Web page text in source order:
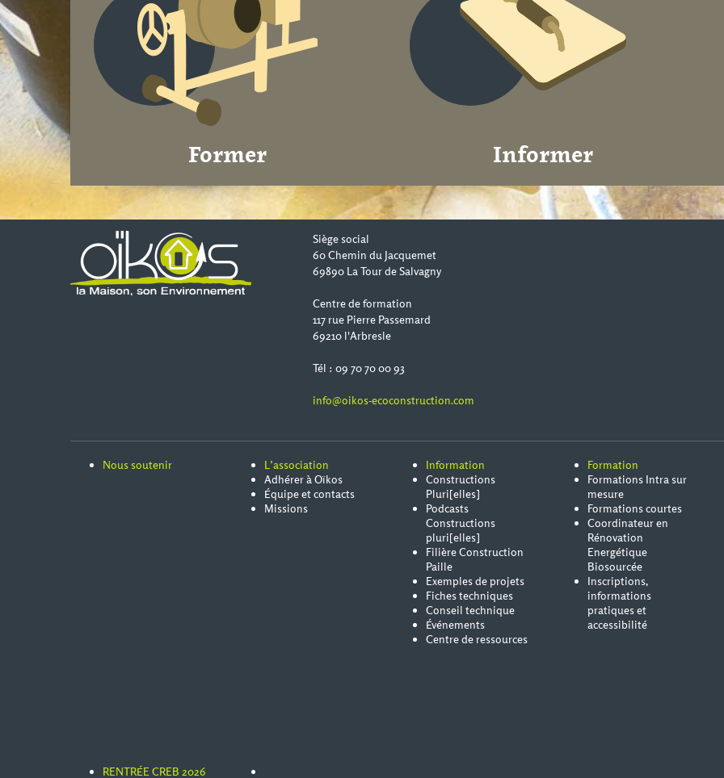
Former Informer
Siège social
60 Chemin du Jacquemet
69890 La Tour de Salvagny
Centre de formation
117 rue Pierre Passemard
69210 l'Arbresle
Tél : 09 70 70 00 93
info@oikos-ecoconstruction.com
Nous soutenir
L’association
Adhérer à Oïkos
Équipe et contacts
Missions
Information
Constructions
Pluri[elles]
Podcasts
Constructions
pluri[elles]
Filière Construction
Paille
Exemples de projets
Fiches techniques
Conseil technique
Événements
Centre de ressources
Formation
Formations Intra sur
mesure
Formations courtes
Coordinateur en
Rénovation
Energétique
Biosourcée
Inscriptions,
informations
pratiques et
accessibilité
RENTRÉE CREB 2026